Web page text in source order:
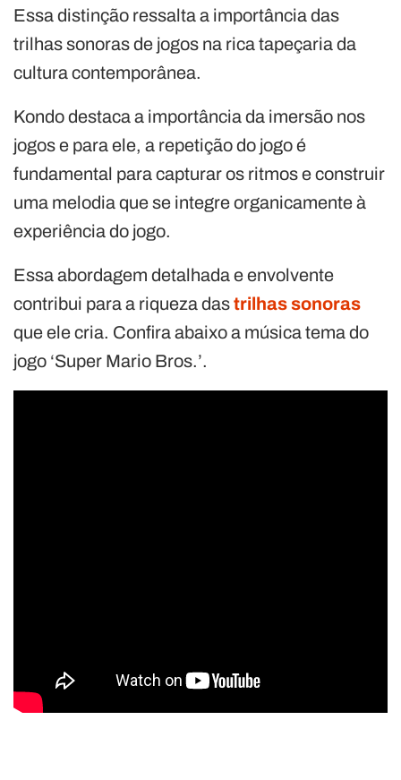
Essa distinção ressalta a importância das
trilhas sonoras de jogos na rica tapeçaria da
cultura contemporânea.
Kondo destaca a importância da imersão nos
jogos e para ele, a repetição do jogo é
fundamental para capturar os ritmos e construir
uma melodia que se integre organicamente à
experiência do jogo.
Essa abordagem detalhada e envolvente
contribui para a riqueza dastrilhas sonoras
que ele cria. Confira abaixo a música tema do
jogo ‘Super Mario Bros.’.